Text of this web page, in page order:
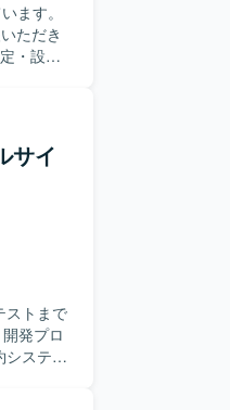
ます。
ただき
・設計
しな
、
サイ